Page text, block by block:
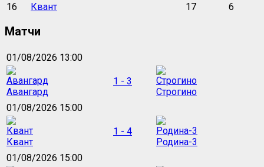
16
Квант 17 6
Матчи
01/08/2026 13:00
Авангард
1 - 3
Строгино
01/08/2026 15:00
Квант
1 - 4
Родина-3
01/08/2026 15:00